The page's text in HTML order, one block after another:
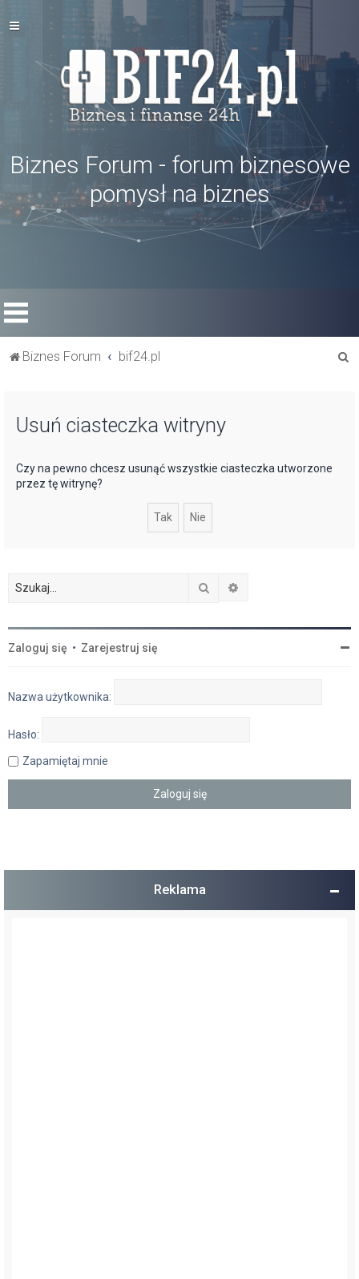
Biznes Forum - forum biznesowe
pomysł na biznes
Biznes Forum bif24.pl
Usuń ciasteczka witryny
Czy na pewno chcesz usunąć wszystkie ciasteczka utworzone
przez tę witrynę?
Szukaj
Zaloguj się • Zarejestruj się
Nazwa użytkownika:
Hasło:
Zapamiętaj mnie
Reklama